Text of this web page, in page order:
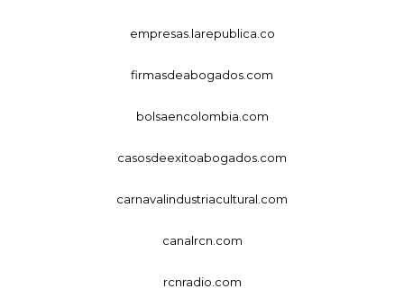
empresas.larepublica.co
firmasdeabogados.com
bolsaencolombia.com
casosdeexitoabogados.com
carnavalindustriacultural.com
canalrcn.com
rcnradio.com